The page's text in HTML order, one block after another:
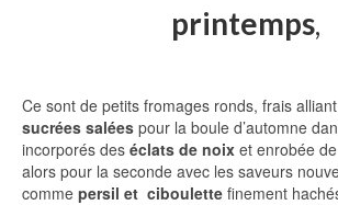
printemps,
Ce sont de petits fromages ronds, frais
sucrées salées pour la boule d’automne
incorporés des éclats de noix et enrobée de
alors pour la seconde avec les saveurs
comme persil et ciboulette finement